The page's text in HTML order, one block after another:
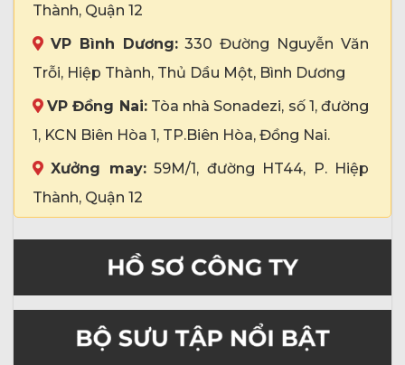
Thành, Quận 12
VP Bình Dương:330 Đường Nguyễn Văn
Trỗi, Hiệp Thành, Thủ Dầu Một, Bình Dương
VP Đồng Nai:Tòa nhà Sonadezi, số 1, đường
1, KCN Biên Hòa 1, TP.Biên Hòa, Đồng Nai.
Xưởng may:59M/1, đường HT44, P. Hiệp
Thành, Quận 12